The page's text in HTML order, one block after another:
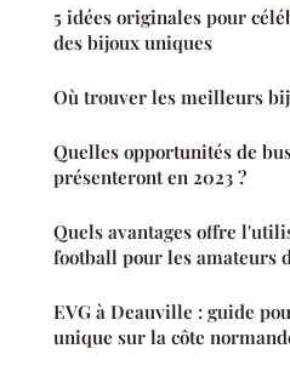
5 idées originales pour
des bijoux uniques
Où trouver les meilleurs
Quelles opportunités de
présenteront en 2023 ?
Quels avantages offre
football pour les amateurs
EVG à Deauville : guide
unique sur la côte